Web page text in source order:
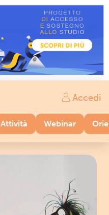
Attività Webinar
Accedi